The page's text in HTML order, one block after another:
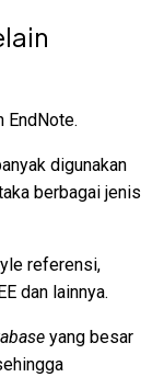
EndNote.
digunakan
berbagai jenis
referensi,
dan lainnya.
yang besar